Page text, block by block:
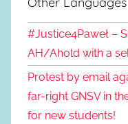
#Justice4Paweł –
AH/Ahold with a
Protest by email
far-right GNSV in
for new students!